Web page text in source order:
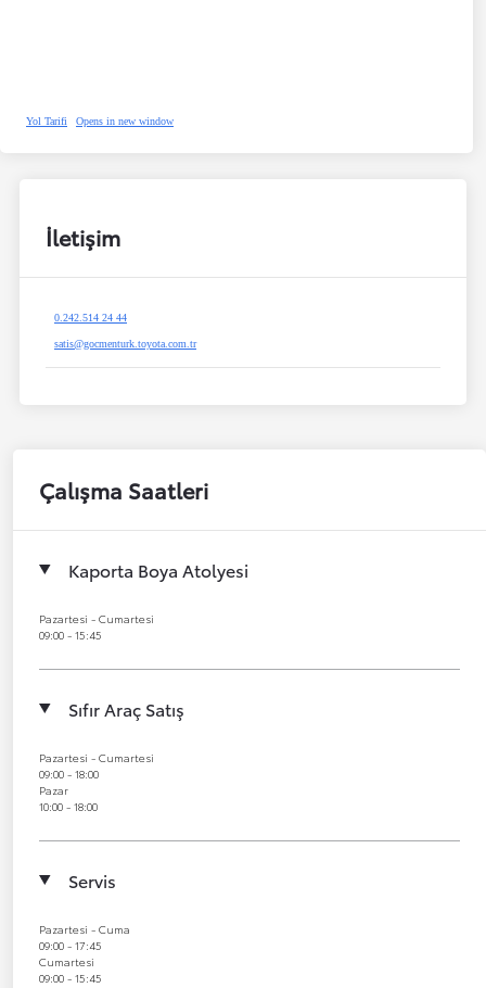
Yol Tarifi Opens in new window
İletişim
0.242.514 24 44
satis@gocmenturk.toyota.com.tr
Çalışma Saatleri
Kaporta Boya Atolyesi
Pazartesi - Cumartesi
09:00 - 15:45
Sıfır Araç Satış
Pazartesi - Cumartesi
09:00 - 18:00
Pazar
10:00 - 18:00
Servis
Pazartesi - Cuma
09:00 - 17:45
Cumartesi
09:00 - 15:45